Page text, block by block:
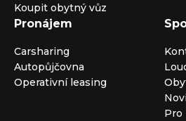
Koupit obytný vůz
Pronájem
Carsharing
Autopůjčovna
Operativní leasing
Pro